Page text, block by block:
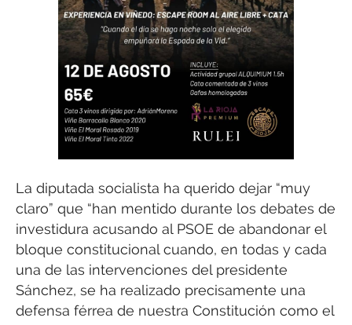
La diputada socialista ha querido dejar “muy
claro” que “han mentido durante los debates de
investidura acusando al PSOE de abandonar el
bloque constitucional cuando, en todas y cada
una de las intervenciones del presidente
Sánchez, se ha realizado precisamente una
defensa férrea de nuestra Constitución como el